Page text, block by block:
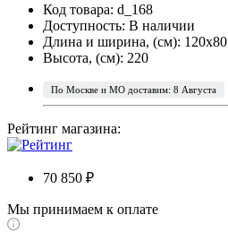
Код товара: d_168
Доступность: В наличии
Длина и ширина, (см): 120x80
Высота, (см): 220
По Москве и МО доставим: 8 Августа
Рейтинг магазина:
70 850 ₽
Мы принимаем к оплате